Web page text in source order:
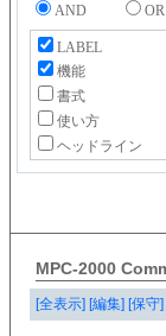
AND OR
LABEL
機能
書式
使い方
ヘッドライン
MPC-2000
[全表示] [編集] [保守]